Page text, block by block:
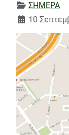
ΣΗΜΕΡΑ
10